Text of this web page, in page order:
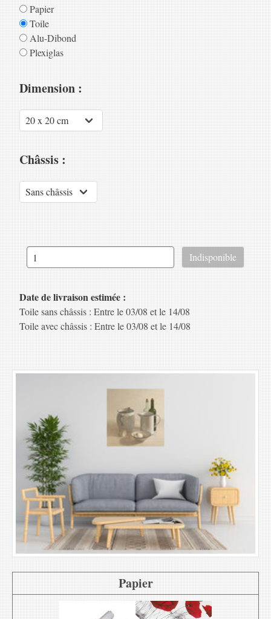
Papier
Toile
Alu-Dibond
Plexiglas
Dimension :
Châssis :
Date de livraison estimée :
Toile sans châssis : Entre le 03/08 et le 14/08
Toile avec châssis : Entre le 03/08 et le 14/08
Papier